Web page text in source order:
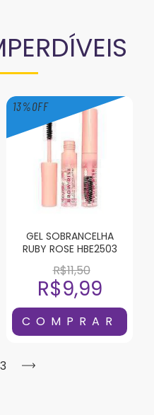
13%OFF
GEL SOBRANCELHA
RUBY ROSE HBE2503
R$11,50
R$9,99
3